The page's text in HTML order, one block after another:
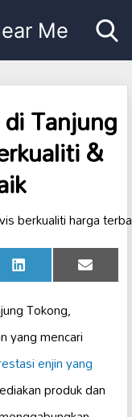
Tanjung
&
Share
on
LinkedIn Share
on
Email
Tokong,
yang mencari
enjin yang
produk dan